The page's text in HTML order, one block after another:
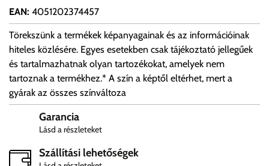
EAN: 4051202374457
Törekszünk a termékek képanyagainak és az információinak
hiteles közlésére. Egyes esetekben csak tájékoztató jellegűek
és tartalmazhatnak olyan tartozékokat, amelyek nem
tartoznak a termékhez.* A szín a képtől eltérhet, mert a
gyárak az összes színváltoza
Garancia
Lásd a részleteket
Szállítási lehetőségek